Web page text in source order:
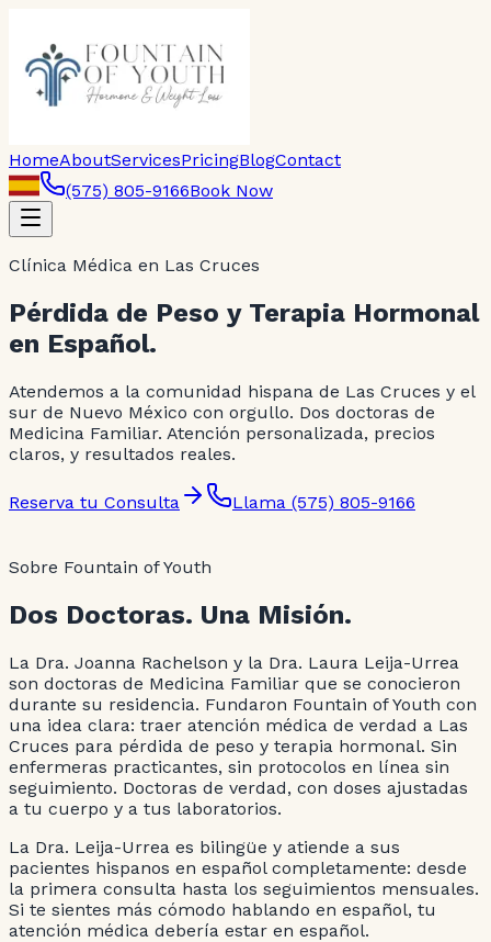
HomeAboutServicesPricingBlogContact
(575) 805-9166Book Now
Clínica Médica en Las Cruces
Pérdida de Peso y Terapia Hormonal
en Español.
Atendemos a la comunidad hispana de Las Cruces y el
sur de Nuevo México con orgullo. Dos doctoras de
Medicina Familiar. Atención personalizada, precios
claros, y resultados reales.
Reserva tu Consulta Llama (575) 805-9166
Sobre Fountain of Youth
Dos Doctoras. Una Misión.
La Dra. Joanna Rachelson y la Dra. Laura Leija-Urrea
son doctoras de Medicina Familiar que se conocieron
durante su residencia. Fundaron Fountain of Youth con
una idea clara: traer atención médica de verdad a Las
Cruces para pérdida de peso y terapia hormonal. Sin
enfermeras practicantes, sin protocolos en línea sin
seguimiento. Doctoras de verdad, con doses ajustadas
a tu cuerpo y a tus laboratorios.
La Dra. Leija-Urrea es bilingüe y atiende a sus
pacientes hispanos en español completamente: desde
la primera consulta hasta los seguimientos mensuales.
Si te sientes más cómodo hablando en español, tu
atención médica debería estar en español.